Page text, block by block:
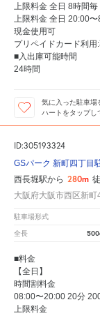
上限料金 全日 8時間毎
上限料金 全日 20:00〜
現金使用可
プリペイドカード利用
■入出庫可能時間
24時間
気に入った駐車場
ハートをタップし
ID:305193324
GSパーク 新町四丁目
西長堀駅から 280m
大阪府大阪市西区新町
駐車場形式
全長
■料金
【全日】
時間割料金
08:00〜20:00 20分
上限料金